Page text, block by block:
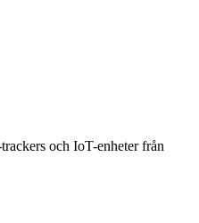
och IoT-enheter från